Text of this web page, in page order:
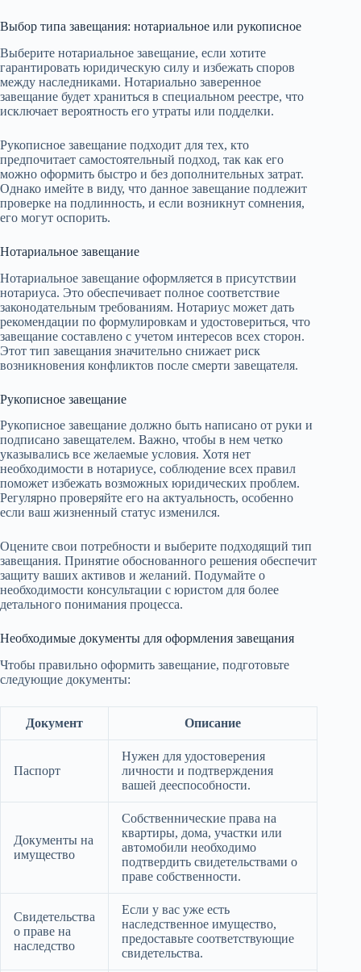
Выбор типа завещания: нотариальное или рукописное
Выберите нотариальное завещание, если хотите
гарантировать юридическую силу и избежать споров
между наследниками. Нотариально заверенное
завещание будет храниться в специальном реестре, что
исключает вероятность его утраты или подделки.
Рукописное завещание подходит для тех, кто
предпочитает самостоятельный подход, так как его
можно оформить быстро и без дополнительных затрат.
Однако имейте в виду, что данное завещание подлежит
проверке на подлинность, и если возникнут сомнения,
его могут оспорить.
Нотариальное завещание
Нотариальное завещание оформляется в присутствии
нотариуса. Это обеспечивает полное соответствие
законодательным требованиям. Нотариус может дать
рекомендации по формулировкам и удостовериться, что
завещание составлено с учетом интересов всех сторон.
Этот тип завещания значительно снижает риск
возникновения конфликтов после смерти завещателя.
Рукописное завещание
Рукописное завещание должно быть написано от руки и
подписано завещателем. Важно, чтобы в нем четко
указывались все желаемые условия. Хотя нет
необходимости в нотариусе, соблюдение всех правил
поможет избежать возможных юридических проблем.
Регулярно проверяйте его на актуальность, особенно
если ваш жизненный статус изменился.
Оцените свои потребности и выберите подходящий тип
завещания. Принятие обоснованного решения обеспечит
защиту ваших активов и желаний. Подумайте о
необходимости консультации с юристом для более
детального понимания процесса.
Необходимые документы для оформления завещания
Чтобы правильно оформить завещание, подготовьте
следующие документы:
Документ Описание
Паспорт
Нужен для удостоверения
личности и подтверждения
вашей дееспособности.
Документы на
имущество
Собственнические права на
квартиры, дома, участки или
автомобили необходимо
подтвердить свидетельствами о
праве собственности.
Свидетельства
о праве на
наследство
Если у вас уже есть
наследственное имущество,
предоставьте соответствующие
свидетельства.